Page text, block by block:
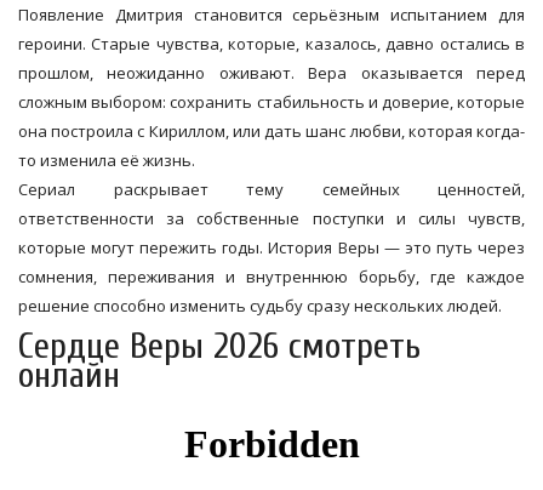
Появление Дмитрия становится серьёзным испытанием для
героини. Старые чувства, которые, казалось, давно остались в
прошлом, неожиданно оживают. Вера оказывается перед
сложным выбором: сохранить стабильность и доверие, которые
она построила с Кириллом, или дать шанс любви, которая когда-
то изменила её жизнь.
Сериал раскрывает тему семейных ценностей,
ответственности за собственные поступки и силы чувств,
которые могут пережить годы. История Веры — это путь через
сомнения, переживания и внутреннюю борьбу, где каждое
решение способно изменить судьбу сразу нескольких людей.
Сердце Веры 2026 смотреть
онлайн